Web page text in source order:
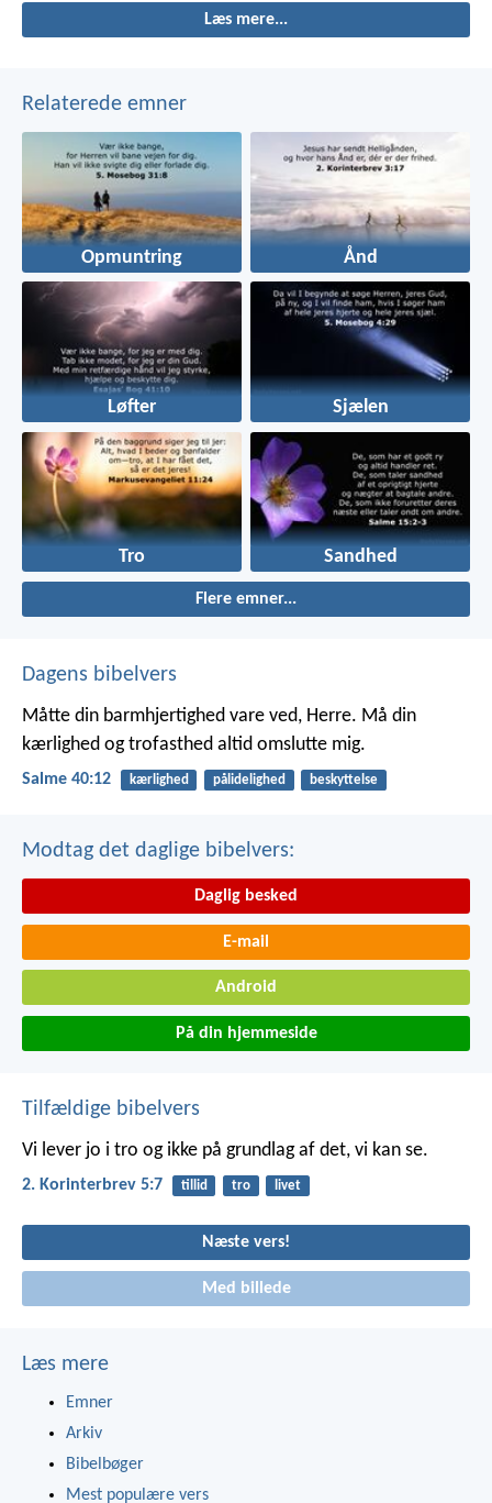
Læs mere...
Relaterede emner
Opmuntring Ånd
Løfter Sjælen
Tro Sandhed
Flere emner...
Dagens bibelvers
Måtte din barmhjertighed vare ved, Herre. Må din
kærlighed og trofasthed altid omslutte mig.
Salme 40:12 kærlighed pålidelighed beskyttelse
Modtag det daglige bibelvers:
Daglig besked
E-mail
Android
På din hjemmeside
Tilfældige bibelvers
Vi lever jo i tro og ikke på grundlag af det, vi kan se.
2. Korinterbrev 5:7 tillid tro livet
Næste vers!
Med billede
Læs mere
Emner
Arkiv
Bibelbøger
Mest populære vers